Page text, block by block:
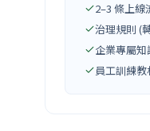
2–3 條上線
治理規則 (
企業專屬
員工訓練